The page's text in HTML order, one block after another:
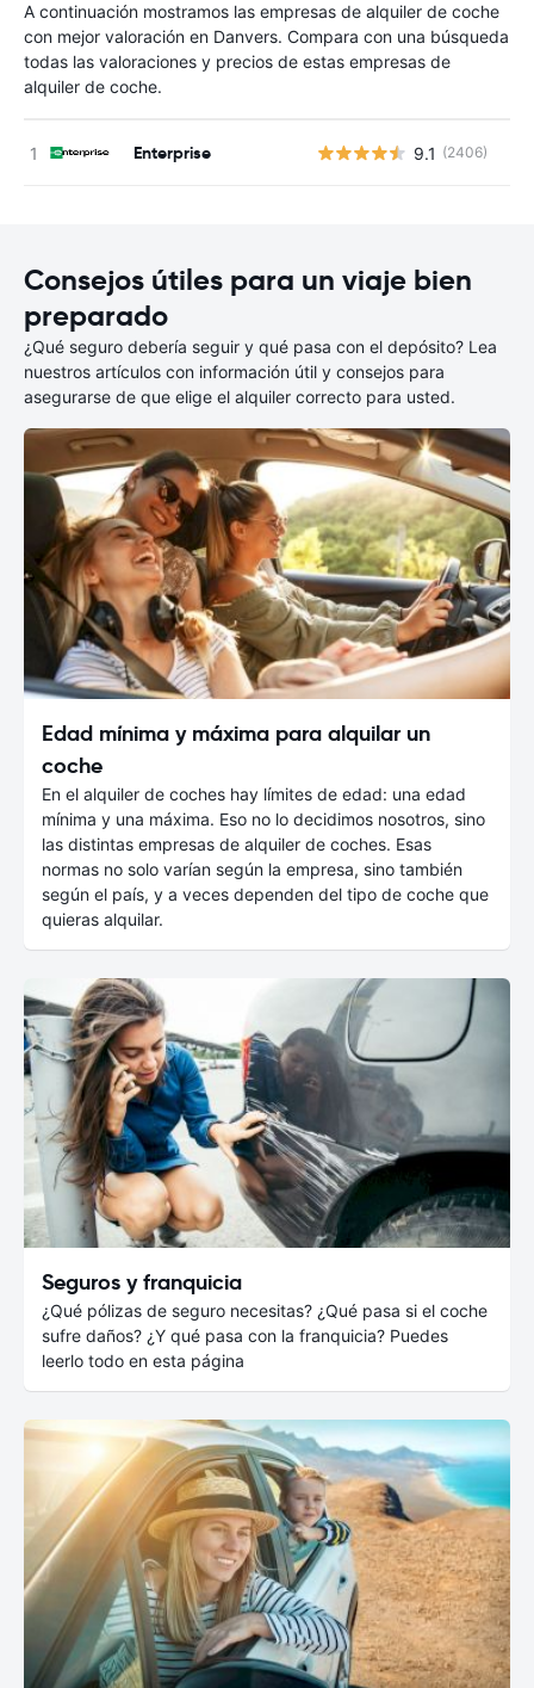
A continuación mostramos las empresas de alquiler de coche
con mejor valoración en Danvers. Compara con una búsqueda
todas las valoraciones y precios de estas empresas de
alquiler de coche.
Enterprise 9.1 (2406)
Consejos útiles para un viaje bien
preparado
¿Qué seguro debería seguir y qué pasa con el depósito? Lea
nuestros artículos con información útil y consejos para
asegurarse de que elige el alquiler correcto para usted.
Edad mínima y máxima para alquilar un
coche
En el alquiler de coches hay límites de edad: una edad
mínima y una máxima. Eso no lo decidimos nosotros, sino
las distintas empresas de alquiler de coches. Esas
normas no solo varían según la empresa, sino también
según el país, y a veces dependen del tipo de coche que
quieras alquilar.
Seguros y franquicia
¿Qué pólizas de seguro necesitas? ¿Qué pasa si el coche
sufre daños? ¿Y qué pasa con la franquicia? Puedes
leerlo todo en esta página